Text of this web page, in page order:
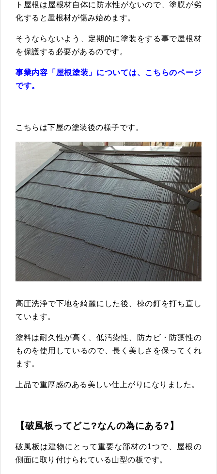
ト屋根は屋根材自体に防水性がないので、塗膜が劣
化すると屋根材が傷み始めます。
そうならないよう、定期的に塗装をする事で屋根材
を保護する必要があるのです。
事業内容「屋根塗装」については、こちらのページ
です。
こちらは下屋の塗装後の様子です。
高圧洗浄で下地を綺麗にした後、棟の釘を打ち直し
ています。
塗料は耐久性が高く、低汚染性、防カビ・防藻性の
ものを使用しているので、長く美しさを保ってくれ
ます。
上品で重厚感のある美しい仕上がりになりました。
【破風板ってどこ?なんの為にある?】
破風板は建物にとって重要な部材の1つで、屋根の
側面に取り付けられている山型の板です。